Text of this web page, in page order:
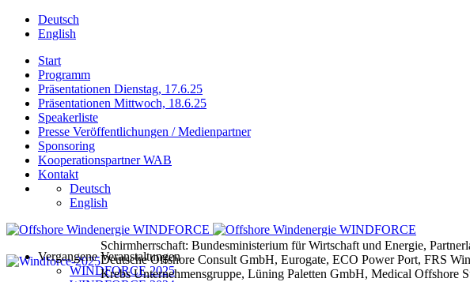
Deutsch
English
Start
Programm
Präsentationen Dienstag, 17.6.25
Präsentationen Mittwoch, 18.6.25
Speakerliste
Presse Veröffentlichungen / Medienpartner
Sponsoring
Kooperationspartner WAB
Kontakt
Deutsch
English
Vergangene Veranstaltungen
WINDFORCE 2025
Schirmherrschaft: Bundesministerium für Wirtschaft und Energie,
Deutsche Offshore Consult GmbH, Eurogate, ECO Power Port, FRS
Krebs Unternehmensgruppe, Lüning Paletten GmbH, Medical